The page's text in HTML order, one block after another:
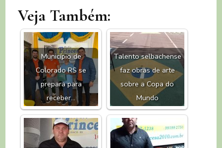
Veja Também:
Município de
Colorado RS se
prepara para
receber…
Talento selbachense
faz obras de arte
sobre a Copa do
Mundo